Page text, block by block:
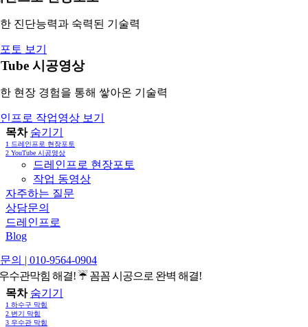
진단능력과 숙력된 기술력
토 보기
시공영상
현장 경험을 통해 쌓아온 기술력
프로 작업영상 보기
목차 숨기기
1 드레인프로 현장포토
2 YouTube 시공영상
드레인프로 현장포토
작업 동영상
자주하는 질문
상담문의
드레인프로
Blog
의 | 010-9564-0904
수관막힘 해결! ☔️ 꼼꼼 시공으로 완벽 해결!
목차 숨기기
1 하수구 막힘
2 변기 막힘
3 우수관 막힘